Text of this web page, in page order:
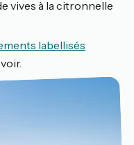
vives à la citronnelle
labellisés